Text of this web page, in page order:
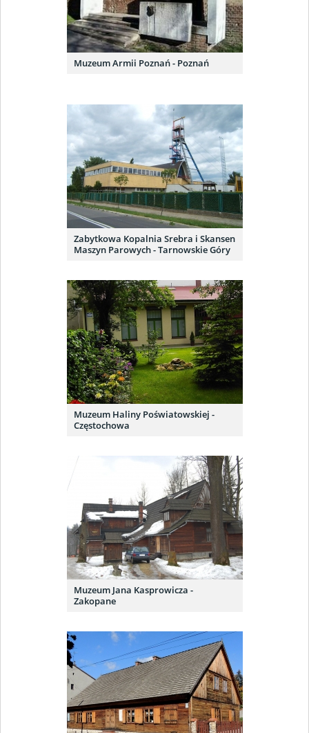
Muzeum Armii Poznań - Poznań
Zabytkowa Kopalnia Srebra i Skansen
Maszyn Parowych - Tarnowskie Góry
Muzeum Haliny Poświatowskiej -
Częstochowa
Muzeum Jana Kasprowicza -
Zakopane